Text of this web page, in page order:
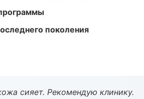
поколения
сияет. Рекомендую клинику.